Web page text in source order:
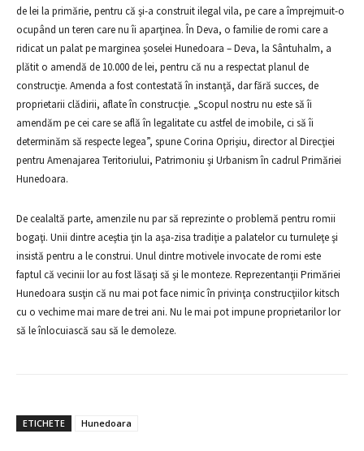
de lei la primărie, pentru că şi-a construit ilegal vila, pe care a împrejmuit-o
ocupând un teren care nu îi aparţinea. În Deva, o familie de romi care a
ridicat un palat pe marginea şoselei Hunedoara – Deva, la Sântuhalm, a
plătit o amendă de 10.000 de lei, pentru că nu a respectat planul de
construcţie. Amenda a fost contestată în instanţă, dar fără succes, de
proprietarii clădirii, aflate în construcţie. „Scopul nostru nu este să îi
amendăm pe cei care se află în legalitate cu astfel de imobile, ci să îi
determinăm să respecte legea”, spune Corina Oprişiu, director al Direcţiei
pentru Amenajarea Teritoriului, Patrimoniu şi Urbanism în cadrul Primăriei
Hunedoara.
De cealaltă parte, amenzile nu par să reprezinte o problemă pentru romii
bogaţi. Unii dintre aceştia ţin la aşa-zisa tradiţie a palatelor cu turnuleţe şi
insistă pentru a le construi. Unul dintre motivele invocate de romi este
faptul că vecinii lor au fost lăsaţi să şi le monteze. Reprezentanţii Primăriei
Hunedoara susţin că nu mai pot face nimic în privinţa construcţiilor kitsch
cu o vechime mai mare de trei ani. Nu le mai pot impune proprietarilor lor
să le înlocuiască sau să le demoleze.
ETICHETE Hunedoara